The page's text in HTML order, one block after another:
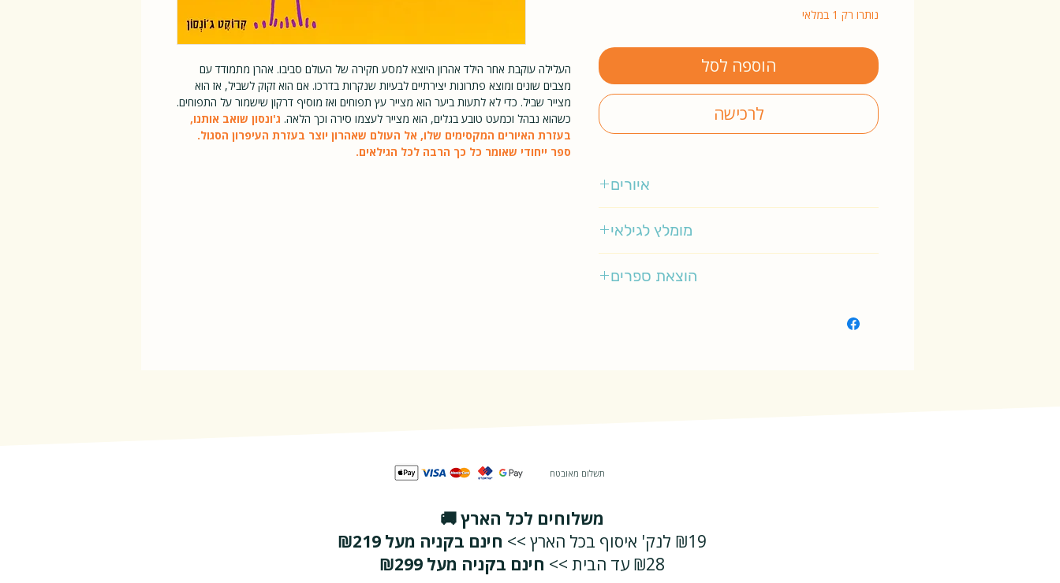
העלילה עוקבת אחר הילד אהרון היוצא למסע חקירה של העולם סביבו. אהרן מתמודד עם
מצבים שונים ומוצא פתרונות יצירתיים לבעיות שנקרות בדרכו. אם הוא זקוק לשביל, אז הוא
מצייר שביל. כדי לא לתעות ביער הוא מצייר עץ תפוחים ואז מוסיף דרקון שישמור על התפוחים.
כשהוא נבהל וכמעט טובע בגלים, הוא מצייר לעצמו סירה וכך הלאה. ג'ונסון שואב אותנו,
בעזרת האיורים המקסימים שלו, אל העולם שאהרון יוצר בעזרת העיפרון הסגול.
ספר ייחודי שאומר כל כך הרבה לכל הגילאים.
נותרו רק 1 במלאי
הוספה לסל
לרכישה
איורים
מומלץ לגילאי
הוצאת ספרים
תשלום מאובטח
משלוחים לכל הארץ 🚚
₪19 לנק' איסוף בכל הארץ >>
חינם בקניה מעל ₪219
₪28 עד הבית >>
חינם בקניה מעל ₪299